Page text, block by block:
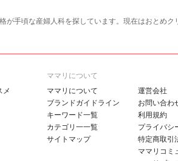
が手頃な産婦人科を探しています。現在はおとめク
メ
ママリについて
ママリについて
ブランドガイドライン
キーワード一覧
カテゴリ一一覧
サイトマップ
運営会社
お問い合わ
利用規約
プライバシ
特定商取引
ママリコミ